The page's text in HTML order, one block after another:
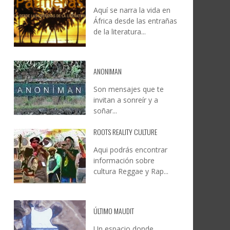
DOCANARIAS CONVOCA A
INSTITUCIONES A REFLEXIONAR
SOBRE LA INTERNACIONALIZACIÓN
CREATIVA CANARIA, 6 AGOSTO, 2026
JESÚS RODRÍGUEZ FALCÓN:
NATURALEZA, CAMINO Y
FOTOGRAFÍA
Aquí se narra la vida en
África desde las entrañas
de la literatura...
ANONIMAN
Son mensajes que te
invitan a sonreír y a
soñar...
ROOTS REALITY CULTURE
Aqui podrás encontrar
información sobre
cultura Reggae y Rap...
ÚLTIMO MAUDIT